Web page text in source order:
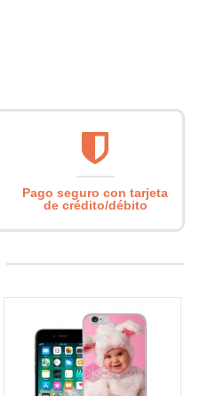
Pago seguro con tarjeta
de crédito/débito